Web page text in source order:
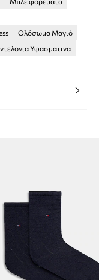
Ολόσωμα Μαγιό
Υφασματινα